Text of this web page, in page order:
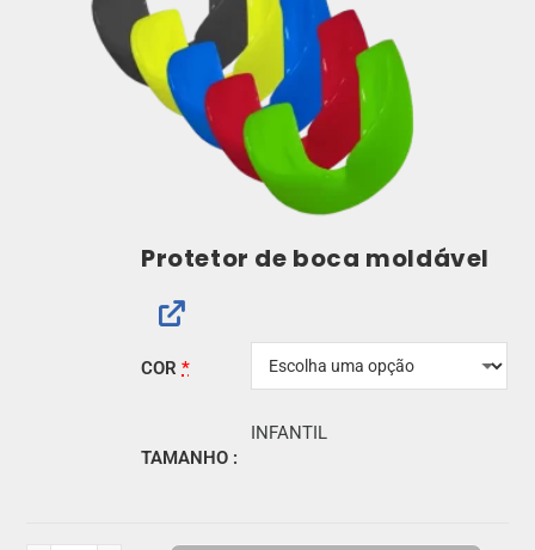
Protetor de boca moldável
COR*
TAMANHO
INFANTIL